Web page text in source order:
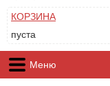
КОРЗИНА
пуста
Меню